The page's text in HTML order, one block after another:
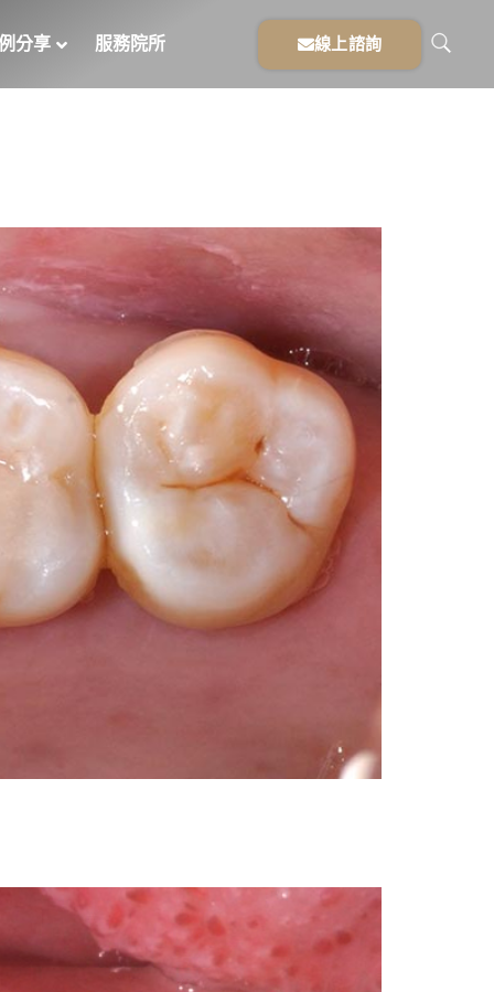
分享 服務院所 線上諮詢